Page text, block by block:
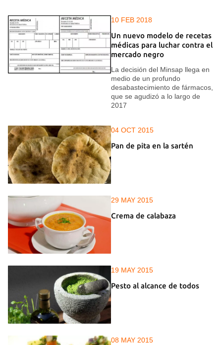
10 FEB 2018
Un nuevo modelo de recetas
médicas para luchar contra el
mercado negro
La decisión del Minsap llega en
medio de un profundo
desabastecimiento de fármacos,
que se agudizó a lo largo de
2017
04 OCT 2015
Pan de pita en la sartén
29 MAY 2015
Crema de calabaza
19 MAY 2015
Pesto al alcance de todos
08 MAY 2015